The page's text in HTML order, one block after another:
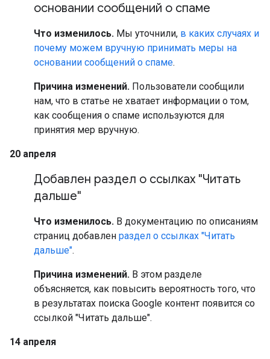
основании сообщений о спаме
Что изменилось. Мы уточнили, в каких случаях и
почему можем вручную принимать меры на
основании сообщений о спаме.
Причина изменений. Пользователи сообщили
нам, что в статье не хватает информации о том,
как сообщения о спаме используются для
принятия мер вручную.
20 апреля
Добавлен раздел о ссылках "Читать
дальше"
Что изменилось. В документацию по описаниям
страниц добавлен раздел о ссылках "Читать
дальше".
Причина изменений. В этом разделе
объясняется, как повысить вероятность того, что
в результатах поиска Google контент появится со
ссылкой "Читать дальше".
14 апреля